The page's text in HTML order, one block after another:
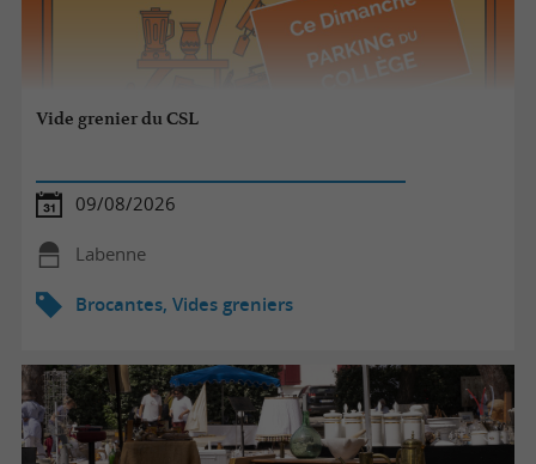
Vide grenier du CSL
09/08/2026
Labenne
Brocantes, Vides greniers